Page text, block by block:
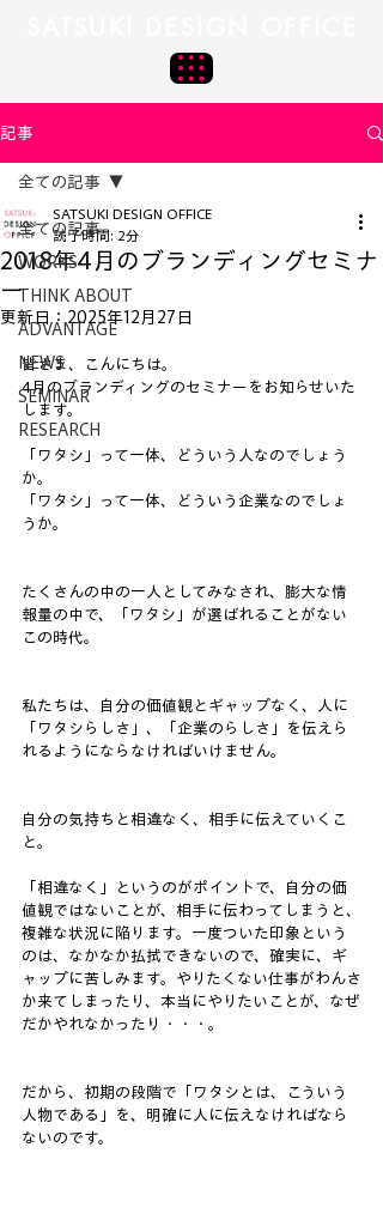
記事
全ての記事
WORKS
THINK ABOUT
ADVANTAGE
NEWS
SEMINAR
RESEARCH
全ての記事
2018年4月のブランディングセミナ
ー
SATSUKI DESIGN OFFICE
読了時間: 2分
更新日： 2025年12月27日
皆さま、こんにちは。
4月のブランディングのセミナーをお知らせいた
します。
「ワタシ」って一体、どういう人なのでしょう
か。
「ワタシ」って一体、どういう企業なのでしょ
うか。
たくさんの中の一人としてみなされ、膨大な情
報量の中で、「ワタシ」が選ばれることがない
この時代。
私たちは、自分の価値観とギャップなく、人に
「ワタシらしさ」、「企業のらしさ」を伝えら
れるようにならなければいけません。
自分の気持ちと相違なく、相手に伝えていくこ
と。
「相違なく」というのがポイントで、自分の価
値観ではないことが、相手に伝わってしまうと、
複雑な状況に陥ります。一度ついた印象という
のは、なかなか払拭できないので、確実に、ギ
ャップに苦しみます。やりたくない仕事がわんさ
か来てしまったり、本当にやりたいことが、なぜ
だかやれなかったり・・・。
だから、初期の段階で「ワタシとは、こういう
人物である」を、明確に人に伝えなければなら
ないのです。